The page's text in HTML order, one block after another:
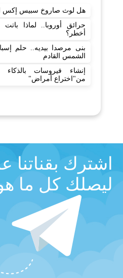
هل لوث صاروخ سبيس إكس
حرائق أوروبا.. لماذا باتت
أخطر؟
بنى مرصدا بيديه.. حلم
الشمس القادم
إنشاء فيروسات
من"اختراع أمراض"
اشترك بقناتنا
ليصلك كل ما